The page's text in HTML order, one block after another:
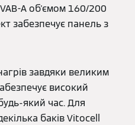
A об'ємом 160/200
забезпечує панель з
завдяки великим
високий
який час. Для
баків Vitocell